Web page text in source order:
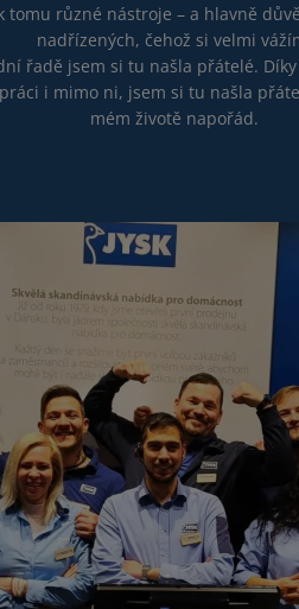
tomu různé nástroje – a hlavně
nadřízených, čehož si velmi
řadě jsem si tu našla přátelé.
i mimo ni, jsem si tu našla
mém životě napořád.